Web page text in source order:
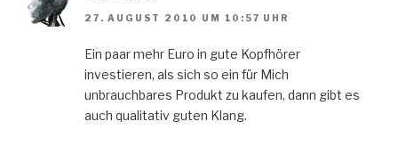
27. AUGUST 2010 UM 10:57 UHR
Ein paar mehr Euro in gute Kopfhörer
investieren, als sich so ein für Mich
unbrauchbares Produkt zu kaufen, dann gibt es
auch qualitativ guten Klang.